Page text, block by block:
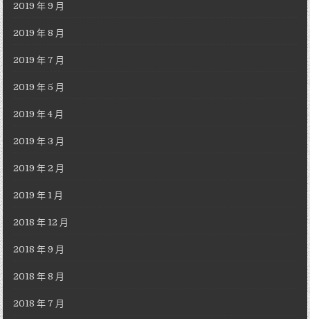
2019 年 9 月
2019 年 8 月
2019 年 7 月
2019 年 5 月
2019 年 4 月
2019 年 3 月
2019 年 2 月
2019 年 1 月
2018 年 12 月
2018 年 9 月
2018 年 8 月
2018 年 7 月